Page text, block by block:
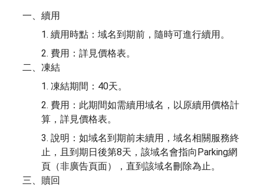
一、續用
1. 續用時點：域名到期前，隨時可進行續用。
2. 費用：詳見價格表。
二、凍結
1. 凍結期間：40天。
2. 費用：此期間如需續用域名，以原續用價格計
算，詳見價格表。
3. 說明：如域名到期前未續用，域名相關服務終
止，且到期日後第8天，該域名會指向Parking網
頁（非廣告頁面），直到該域名刪除為止。
三、贖回